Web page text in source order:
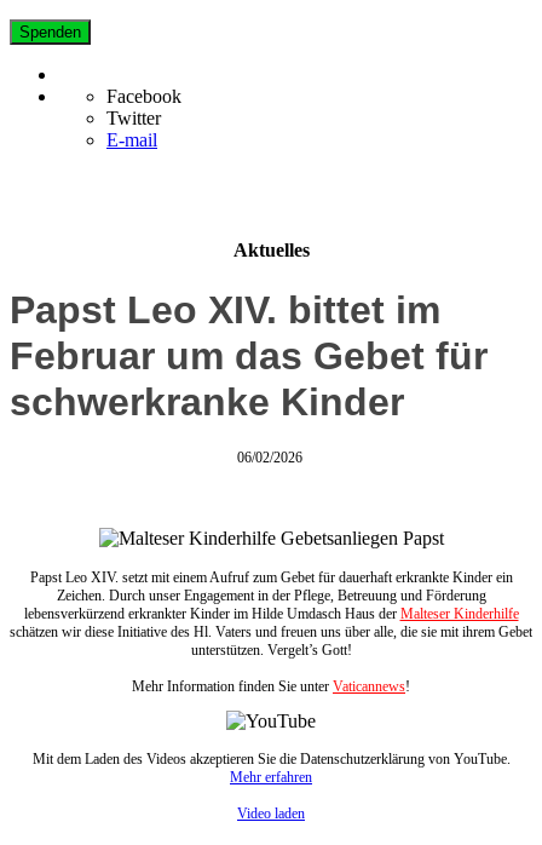
Spenden
Facebook
Twitter
E-mail
Aktuelles
Papst Leo XIV. bittet im
Februar um das Gebet für
schwerkranke Kinder
06/02/2026
Papst Leo XIV. setzt mit einem Aufruf zum Gebet für dauerhaft erkrankte Kinder ein
Zeichen. Durch unser Engagement in der Pflege, Betreuung und Förderung
lebensverkürzend erkrankter Kinder im Hilde Umdasch Haus der Malteser Kinderhilfe
schätzen wir diese Initiative des Hl. Vaters und freuen uns über alle, die sie mit ihrem Gebet
unterstützen. Vergelt’s Gott!
Mehr Information finden Sie unter Vaticannews!
Mit dem Laden des Videos akzeptieren Sie die Datenschutzerklärung von YouTube.
Mehr erfahren
Video laden